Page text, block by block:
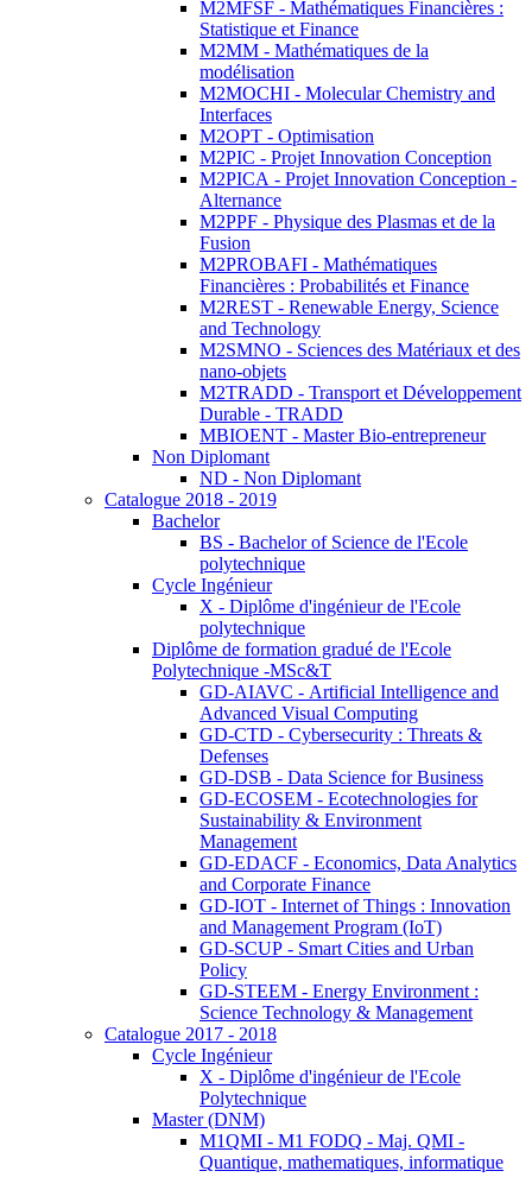
M2MFSF - Mathématiques Financières :
Statistique et Finance
M2MM - Mathématiques de la
modélisation
M2MOCHI - Molecular Chemistry and
Interfaces
M2OPT - Optimisation
M2PIC - Projet Innovation Conception
M2PICA - Projet Innovation Conception -
Alternance
M2PPF - Physique des Plasmas et de la
Fusion
M2PROBAFI - Mathématiques
Financières : Probabilités et Finance
M2REST - Renewable Energy, Science
and Technology
M2SMNO - Sciences des Matériaux et des
nano-objets
M2TRADD - Transport et Développement
Durable - TRADD
MBIOENT - Master Bio-entrepreneur
Non Diplomant
ND - Non Diplomant
Catalogue 2018 - 2019
Bachelor
BS - Bachelor of Science de l'Ecole
polytechnique
Cycle Ingénieur
X - Diplôme d'ingénieur de l'Ecole
polytechnique
Diplôme de formation gradué de l'Ecole
Polytechnique -MSc&T
GD-AIAVC - Artificial Intelligence and
Advanced Visual Computing
GD-CTD - Cybersecurity : Threats &
Defenses
GD-DSB - Data Science for Business
GD-ECOSEM - Ecotechnologies for
Sustainability & Environment
Management
GD-EDACF - Economics, Data Analytics
and Corporate Finance
GD-IOT - Internet of Things : Innovation
and Management Program (IoT)
GD-SCUP - Smart Cities and Urban
Policy
GD-STEEM - Energy Environment :
Science Technology & Management
Catalogue 2017 - 2018
Cycle Ingénieur
X - Diplôme d'ingénieur de l'Ecole
Polytechnique
Master (DNM)
M1QMI - M1 FODQ - Maj. QMI -
Quantique, mathematiques, informatique